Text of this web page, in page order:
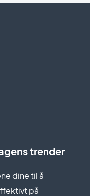
trender
dine til å
på